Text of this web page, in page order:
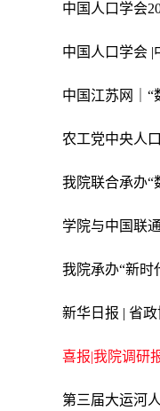
中国人口学会
中国人口学会 |
中国江苏网｜“
农工党中央人
我院联合承办“
学院与中国联
我院承办“新时
新华日报 | 省
喜报|我院调研
第三届大运河